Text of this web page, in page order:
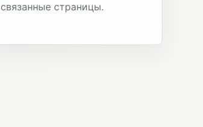
связанные страницы.